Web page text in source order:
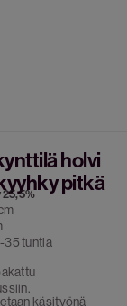
holvi
pitkä
25,5%
35 tuntia
käsityönä